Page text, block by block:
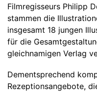
Filmregisseurs Philipp
stammen die
insgesamt 18 jungen
für die
gleichnamigen Verlag
Dementsprechend
Rezeptionsangebote,